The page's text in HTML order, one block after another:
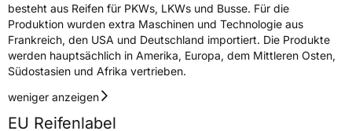
NasshaftungC
Rollgeräusch (Klasse)B
Rollgeräusch (dB)
Fahrzeugklasse
besteht aus Reifen für PKWs, LKWs und Busse. Für die
Produktion wurden extra Maschinen und Technologie aus
Frankreich, den USA und Deutschland importiert. Die Produkte
werden hauptsächlich in Amerika, Europa, dem Mittleren Osten,
Südostasien und Afrika vertrieben.
weniger anzeigen
EU Reifenlabel